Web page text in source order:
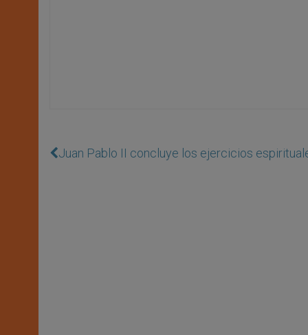
Juan Pablo II concluye los ejercicios